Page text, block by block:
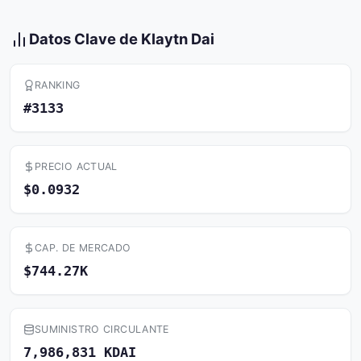
Datos Clave de Klaytn Dai
RANKING
#3133
PRECIO ACTUAL
$0.0932
CAP. DE MERCADO
$744.27K
SUMINISTRO CIRCULANTE
7,986,831 KDAI